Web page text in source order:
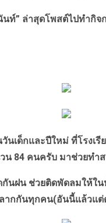
นท์” ล่าสุดโพสต์ไปทำกิจ
นเด็กและปีใหม่ ที่โรงเ
น 84 คนครับ มาช่วยทำ
กันฝน ช่วยติดพัดลมให้ใน
กกันทุกคน(อันนี้แล้วแ